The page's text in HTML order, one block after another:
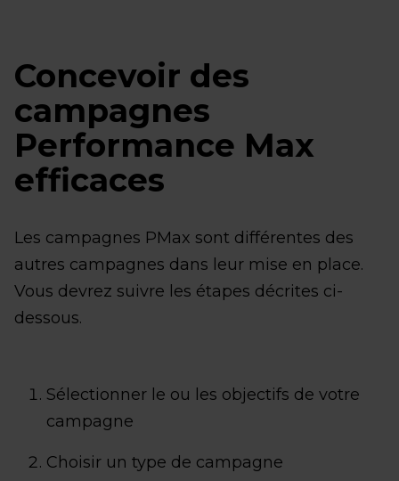
Concevoir des
campagnes
Performance Max
efficaces
Les campagnes PMax sont différentes des
autres campagnes dans leur mise en place.
Vous devrez suivre les étapes décrites ci-
dessous.
Sélectionner le ou les objectifs de votre
campagne
Choisir un type de campagne